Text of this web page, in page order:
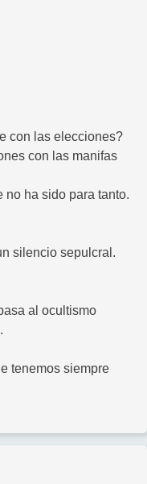
con las elecciones?
con las manifas
no ha sido para tanto.
silencio sepulcral.
al ocultismo
tenemos siempre